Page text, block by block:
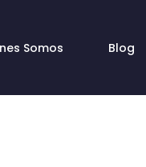
Somos Blog